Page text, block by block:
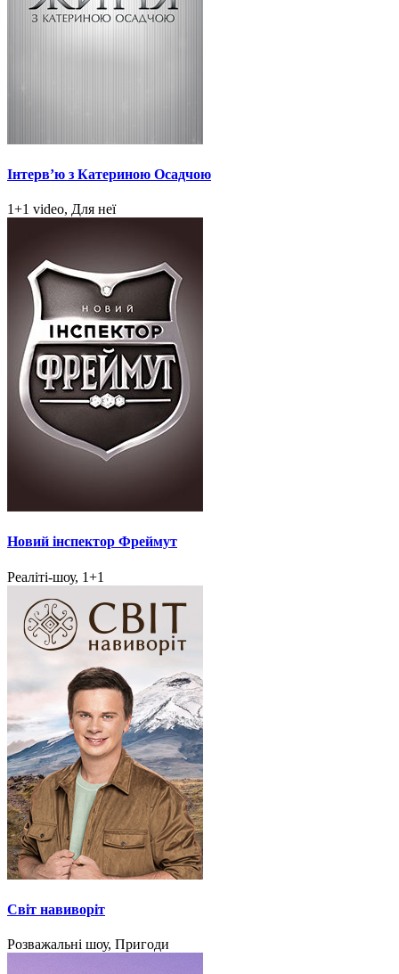
Інтерв’ю з Катериною Осадчою
1+1 video, Для неї
Новий інспектор Фреймут
Реаліті-шоу, 1+1
Світ навиворіт
Розважальні шоу, Пригоди